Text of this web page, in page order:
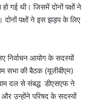
गई थी। जिसमें दोनों पक्षों ने
पक्षों ने इस झड़प के लिए
आयोग के सदस्यों
सभा की बैठक (यूजीबीएम)
दल से संबद्ध डीएसएफ ने
उन्होंने परिषद के सदस्यों